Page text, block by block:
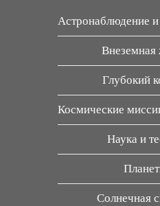
Астронаблюдение
Внеземная
Глубокий
Космические
Наука и
Солнечная